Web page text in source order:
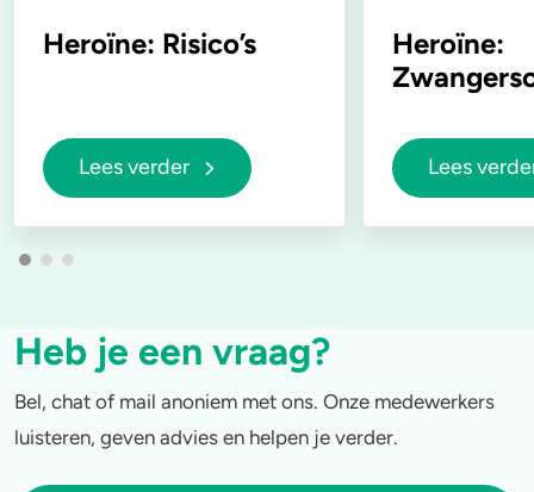
Heroïne: Risico’s
Lees verder
Heroïne:
Lees
Heb je een vraag?
Bel, chat of mail anoniem met ons. Onze medewerkers
luisteren, geven advies en helpen je verder.